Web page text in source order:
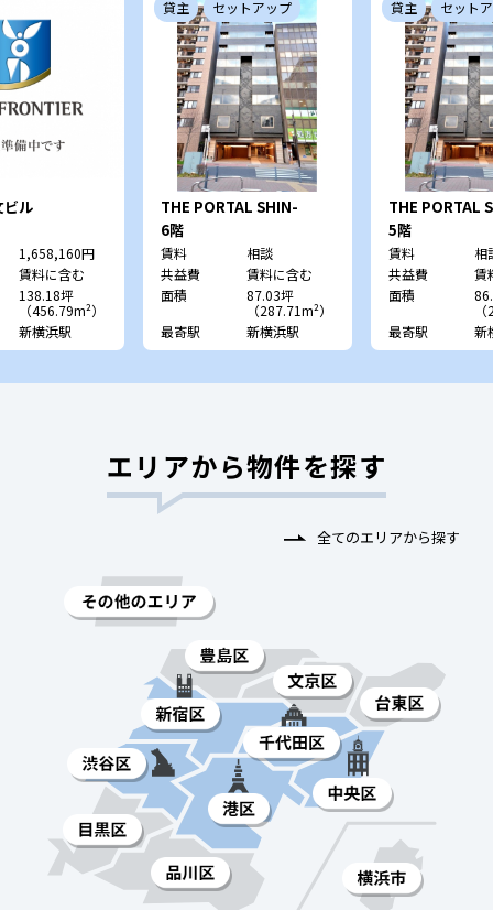
ビル
1,658,160円
賃料に含む
138.18坪
（456.79m²）
新横浜駅
貸主 セットアップ
THE PORTAL SHIN-
YOKOHAMA
6階
賃料
相談
共益費
賃料に含む
面積
87.03坪
（287.71m²）
最寄駅
新横浜駅
貸主 セット
THE PORTAL
YOKOHAMA
5階
賃料
相
共益費
賃
面積
最寄駅
新
エリアから物件を探す
全てのエリアから探す